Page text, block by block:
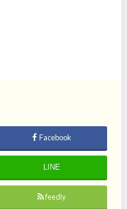
Facebook
LINE
feedly